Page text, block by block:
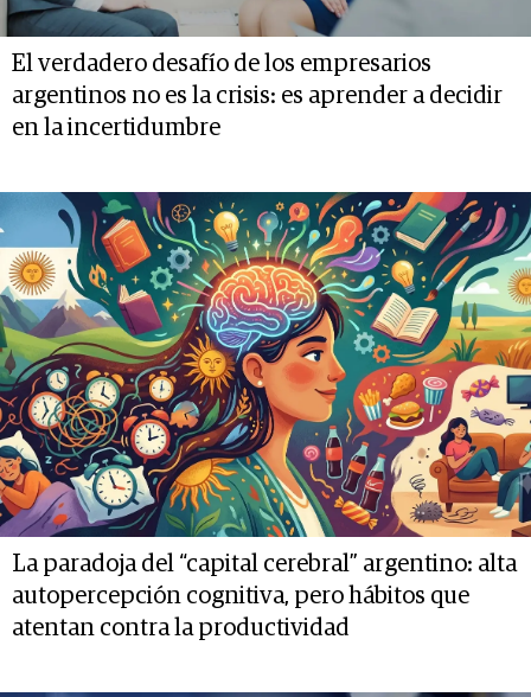
El verdadero desafío de los empresarios
argentinos no es la crisis: es aprender a decidir
en la incertidumbre
La paradoja del “capital cerebral” argentino: alta
autopercepción cognitiva, pero hábitos que
atentan contra la productividad